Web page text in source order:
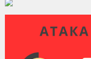
Пресс-центр
Конкурсы
Наша работа